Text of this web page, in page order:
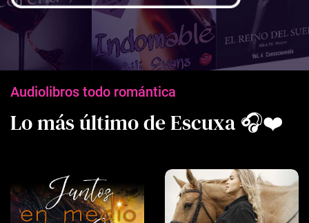
Audiolibros todo romántica
Lo más último de Escuxa 🎧❤️